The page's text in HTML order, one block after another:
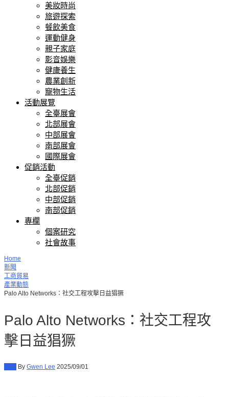
美妝時尚
旅遊探索
餐飲美食
運動健身
親子家庭
影音娛樂
健康養生
農業創新
寵物生活
活動展覽
全臺展會
北部展會
中部展會
南部展會
國際展會
促銷活動
全臺促銷
北部促銷
中部促銷
南部促銷
專欄
個案研究
社會故事
Home
新聞
工商貿易
產業動態
Palo Alto Networks：社交工程攻擊日益猖獗
Palo Alto Networks：社交工程攻
擊日益猖獗
By Gwen Lee 2025/09/01